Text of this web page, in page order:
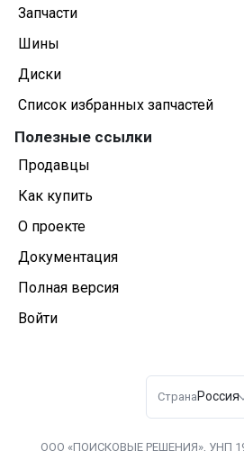
Запчасти
Шины
Диски
Список избранных запчастей
Полезные ссылки
Продавцы
Как купить
О проекте
Документация
Полная версия
Войти
Страна Россия
ООО «ПОИСКОВЫЕ РЕШЕНИЯ», УНП